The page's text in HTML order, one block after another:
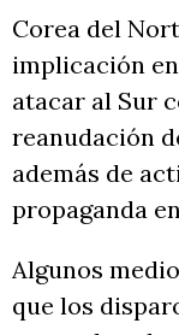
Corea del
implicación
atacar al Sur
reanudación
además de
propaganda
Algunos
que los